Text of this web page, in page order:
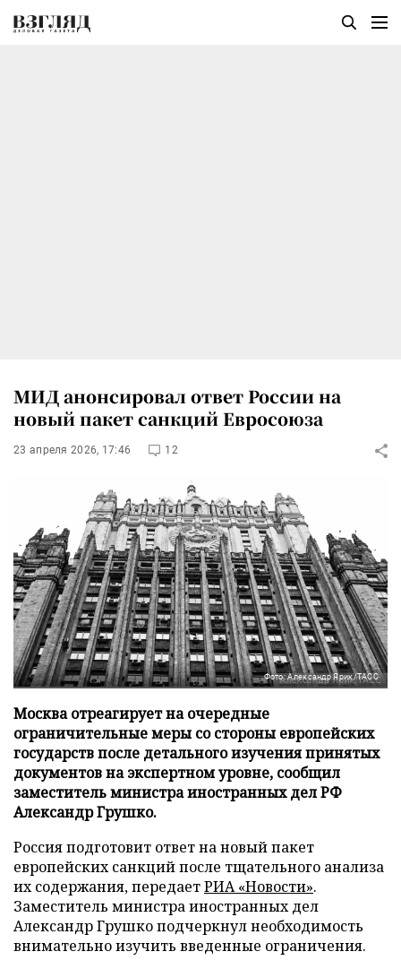
МИД анонсировал ответ России на
новый пакет санкций Евросоюза
23 апреля 2026, 17:46 12
Фото: Александр Ярик/ТАСС
Москва отреагирует на очередные
ограничительные меры со стороны европейских
государств после детального изучения принятых
документов на экспертном уровне, сообщил
заместитель министра иностранных дел РФ
Александр Грушко.
Россия подготовит ответ на новый пакет
европейских санкций после тщательного анализа
их содержания, передаетРИА «Новости».
Заместитель министра иностранных дел
Александр Грушко подчеркнул необходимость
внимательно изучить введенные ограничения.